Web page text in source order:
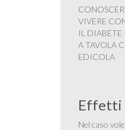
VIVERE
IL
A TAVOLA
EDICOLA
Effetti
Nel caso